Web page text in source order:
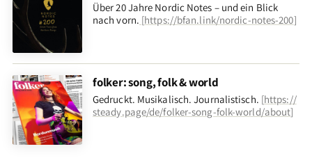
Über 20 Jahre Nordic Notes – und ein Blick
nach vorn. [https://bfan.link/nordic-notes-200]
folker: song, folk & world
Gedruckt. Musikalisch. Journalistisch. [https://
steady.page/de/folker-song-folk-world/about]